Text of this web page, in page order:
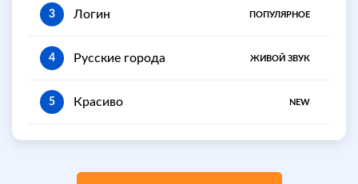
3 Логин ПОПУЛЯРНОЕ
4 Русские города ЖИВОЙ ЗВУК
5 Красиво NEW